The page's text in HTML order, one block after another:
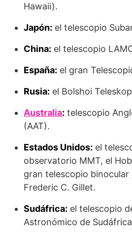
Hawaii).
Japón: el telescopio
China: el telescopio
España: el gran
Rusia: el Bolshoi
Australia: telescopio
(AAT).
Estados Unidos: el
observatorio MMT, el
gran telescopio binocular
Frederic C. Gillet.
Sudáfrica: el telescopio
Astronómico de